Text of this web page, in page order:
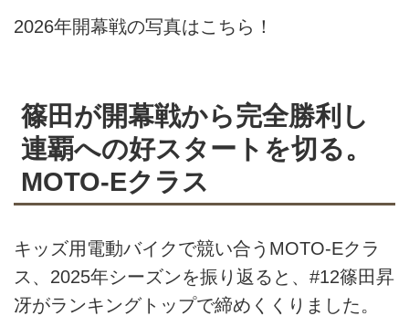
2026年開幕戦の写真はこちら！
篠田が開幕戦から完全勝利し
連覇への好スタートを切る。
MOTO-Eクラス
キッズ用電動バイクで競い合うMOTO-Eクラ
ス、2025年シーズンを振り返ると、#12篠田昇
冴がランキングトップで締めくくりました。